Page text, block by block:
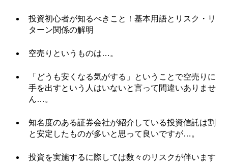
投資初心者が知るべきこと！基本用語とリスク・リ
ターン関係の解明
空売りというものは…。
「どうも安くなる気がする」ということで空売りに
手を出すという人はいないと言って間違いありませ
ん…。
知名度のある証券会社が紹介している投資信託は割
と安定したものが多いと思って良いですが…。
投資を実施するに際しては数々のリスクが伴います